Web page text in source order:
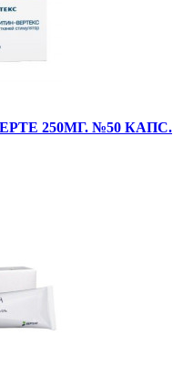
250МГ. №50 КАПС.